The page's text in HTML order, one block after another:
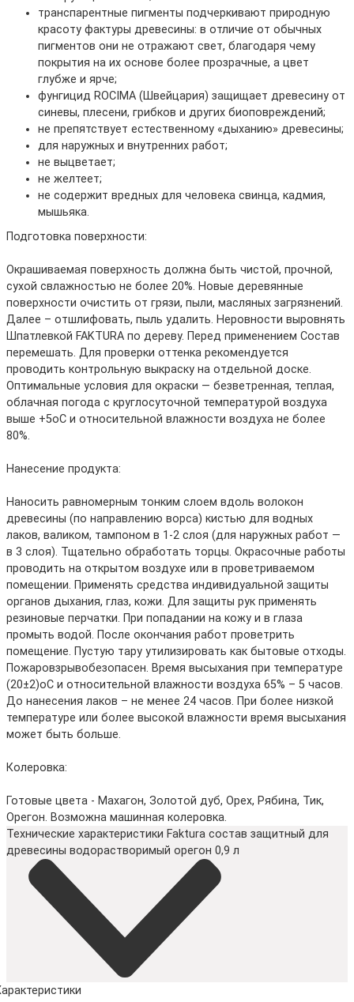
транспарентные пигменты подчеркивают природную
красоту фактуры древесины: в отличие от обычных
пигментов они не отражают свет, благодаря чему
покрытия на их основе более прозрачные, а цвет
глубже и ярче;
фунгицид ROCIMA (Швейцария) защищает древесину от
синевы, плесени, грибков и других биоповреждений;
не препятствует естественному «дыханию» древесины;
для наружных и внутренних работ;
не выцветает;
не желтеет;
не содержит вредных для человека свинца, кадмия,
мышьяка.
Подготовка поверхности:
Окрашиваемая поверхность должна быть чистой, прочной,
сухой свлажностью не более 20%. Новые деревянные
поверхности очистить от грязи, пыли, масляных загрязнений.
Далее – отшлифовать, пыль удалить. Неровности выровнять
Шпатлевкой FAKTURA по дереву. Перед применением Состав
перемешать. Для проверки оттенка рекомендуется
проводить контрольную выкраску на отдельной доске.
Оптимальные условия для окраски — безветренная, теплая,
облачная погода с круглосуточной температурой воздуха
выше +5oС и относительной влажности воздуха не более
80%.
Нанесение продукта:
Наносить равномерным тонким слоем вдоль волокон
древесины (по направлению ворса) кистью для водных
лаков, валиком, тампоном в 1-2 слоя (для наружных работ —
в 3 слоя). Тщательно обработать торцы. Окрасочные работы
проводить на открытом воздухе или в проветриваемом
помещении. Применять средства индивидуальной защиты
органов дыхания, глаз, кожи. Для защиты рук применять
резиновые перчатки. При попадании на кожу и в глаза
промыть водой. После окончания работ проветрить
помещение. Пустую тару утилизировать как бытовые отходы.
Пожаровзрывобезопасен. Время высыхания при температуре
(20±2)oС и относительной влажности воздуха 65% – 5 часов.
До нанесения лаков – не менее 24 часов. При более низкой
температуре или более высокой влажности время высыхания
может быть больше.
Колеровка:
Готовые цвета - Махагон, Золотой дуб, Орех, Рябина, Тик,
Орегон. Возможна машинная колеровка.
Технические характеристики Faktura состав защитный для
древесины водорастворимый орегон 0,9 л